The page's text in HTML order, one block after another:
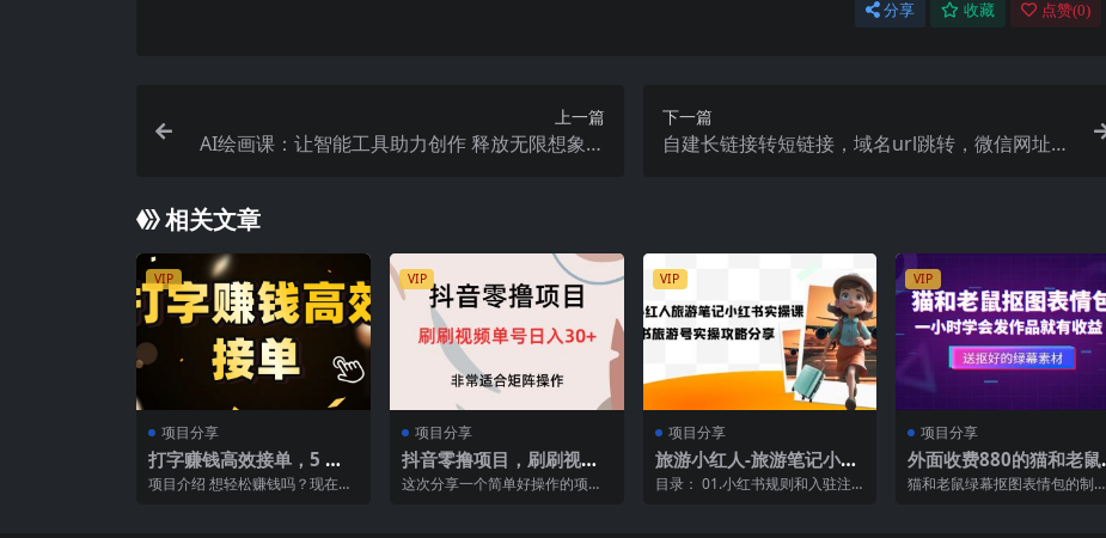
分享 收藏 点赞(0)
上一篇
AI绘画课：让智能工具助力创作 释放无限想象力
下一篇
自建长链接转短链接，域名url跳转，微信网址防
相关文章
VIP
项目分享
打字赚钱高效接单，5 秒 /
单效率高！轻松挑战日入
项目介绍 想轻松赚钱吗？现在有
VIP
项目分享
抖音零撸项目，刷刷视频
单号日入30+
这次分享一个简单好操作的项
VIP
项目分享
旅游小红人-旅游笔记小红
书实操课，小红书旅游号
目录： 01.小红书规则和入驻注
VIP
项目分享
外面收费880的猫和老鼠
绿幕抠图表情包视频制
猫和老鼠绿幕抠图表情包的制作